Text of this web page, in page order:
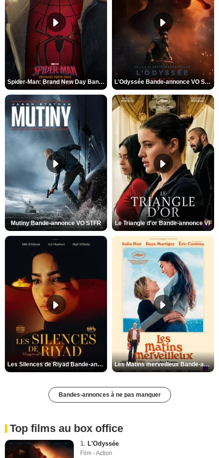
Spider-Man: Brand New Day Bande-annonce VO STFR L'Odyssée Bande-annonce VO STFR
Mutiny Bande-annonce VO STFR Le Triangle d'or Bande-annonce VF
Les Silences de Riyad Bande-annonce VO STFR Les Matins merveilleux Bande-annonce VF
Bandes-annonces à ne pas manquer
Top films au box office
1. L'Odyssée
Film - Action